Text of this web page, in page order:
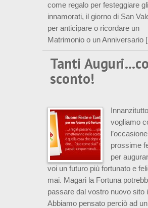
come regalo per festeggiare gli
innamorati, il giorno di San
per anticipare o ricordare un
Matrimonio o un Anniversario
Tanti
sconto!
Innanzitutto
vogliamo
prossime
per
voi un futuro più fortunato e
mai. Magari la Fortuna
passare dal vostro nuovo sito
Abbiamo pensato perciò ad